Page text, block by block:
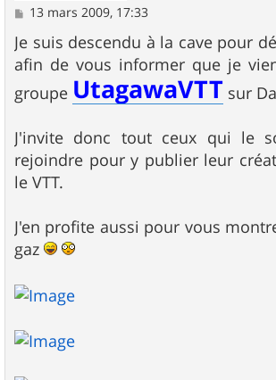
M
s
s
a
e
13 mars 2009, 17:33
Je suis descendu à la cave pour
afin de vous informer que je
groupe UtagawaVTT sur
J'invite donc tout ceux qui le
rejoindre pour y publier leur
le VTT.
J'en profite aussi pour vous
gaz